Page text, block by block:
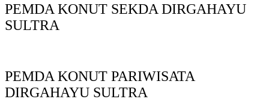
PEMDA KONUT SEKDA DIRGAHAYU
SULTRA
PEMDA KONUT PARIWISATA
DIRGAHAYU SULTRA